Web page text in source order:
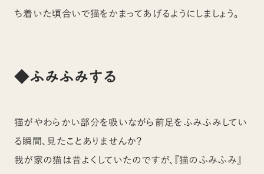
ち着いた頃合いで猫をかまってあげるようにしましょう。
◆ふみふみする
猫がやわらかい部分を吸いながら前足をふみふみしてい
る瞬間、見たことありませんか？
我が家の猫は昔よくしていたのですが、『猫のふみふみ』